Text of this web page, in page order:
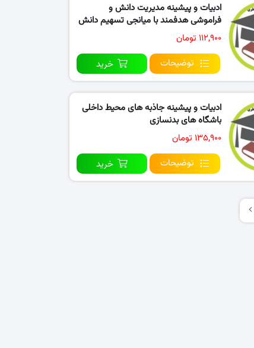
ادبیات و پیشینه مدیریت دانش و
فراموشی هدفمند با میانجی تسهیم دانش
۱۱۲,۹۰۰ تومان
توضیحات
خرید
ادبیات و پیشینه جاذبه های محیط داخلی
باشگاه های بدنسازی
۱۳۵,۹۰۰ تومان
توضیحات
خرید